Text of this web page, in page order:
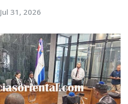
Jul 31, 2026